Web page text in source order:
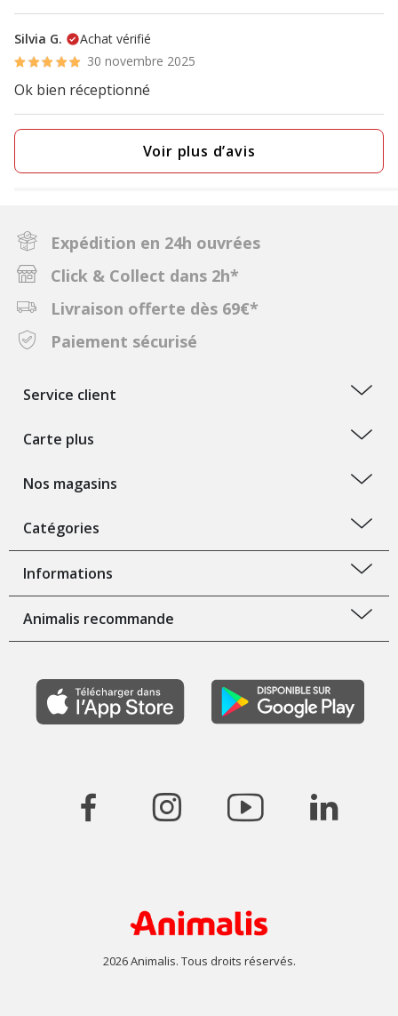
Silvia G.
Achat vérifié
30 novembre 2025
Ok bien réceptionné
Voir plus d’avis
Expédition en 24h ouvrées
Click & Collect dans 2h*
Livraison offerte dès 69€*
Paiement sécurisé
Service client
Carte plus
Nos magasins
Catégories
Informations
Animalis recommande
2026 Animalis. Tous droits réservés.